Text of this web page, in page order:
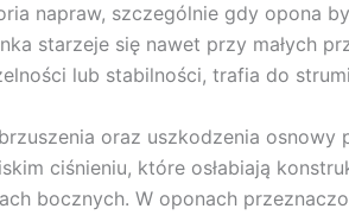
napraw, szczególnie gdy opona
starzeje się nawet przy małych
lub stabilności, trafia do
oraz uszkodzenia osnowy
ciśnieniu, które osłabiają
bocznych. W oponach